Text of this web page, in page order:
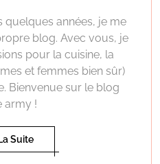
quelques années, je me
blog. Avec vous, je
pour la cuisine, la
et femmes bien sûr)
Bienvenue sur le blog
army !
Suite